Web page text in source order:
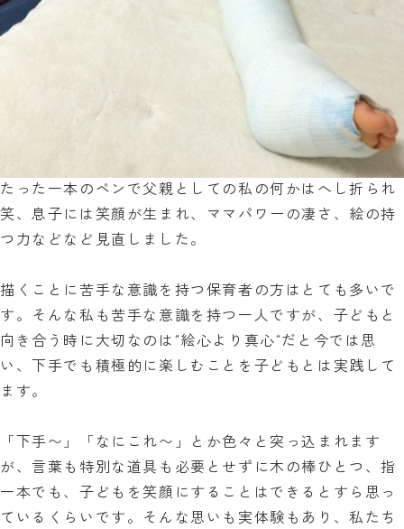
たった一本のペンで父親としての私の何かはへし折られ
笑、息子には笑顔が生まれ、ママパワーの凄さ、絵の持
つ力などなど見直しました。
描くことに苦手な意識を持つ保育者の方はとても多いで
す。そんな私も苦手な意識を持つ一人ですが、子どもと
向き合う時に大切なのは”絵心より真心”だと今では思
い、下手でも積極的に楽しむことを子どもとは実践して
ます。
「下手〜」「なにこれ〜」とか色々と突っ込まれます
が、言葉も特別な道具も必要とせずに木の棒ひとつ、指
一本でも、子どもを笑顔にすることはできるとすら思っ
ているくらいです。そんな思いも実体験もあり、私たち